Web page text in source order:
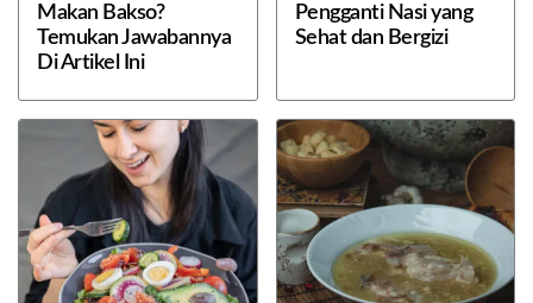
Makan Bakso?
Temukan Jawabannya
Di Artikel Ini
Pengganti Nasi yang
Sehat dan Bergizi